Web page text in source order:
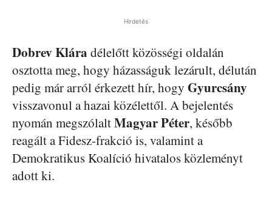
Hirdetés
Dobrev Klára délelőtt közösségi oldalán
osztotta meg, hogy házasságuk lezárult, délután
pedig már arról érkezett hír, hogy Gyurcsány
visszavonul a hazai közélettől. A bejelentés
nyomán megszólaltMagyar Péter, később
reagált a Fidesz-frakció is, valamint a
Demokratikus Koalíció hivatalos közleményt
adott ki.